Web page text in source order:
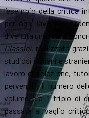
l’esempio della critica
per ogni lavoro
divenuta una realtà
Classici, realizzato
studiosi italiani e
lavoro di selezione,
pervenuti. Il numero
volume era il triplo di
passata al vaglio